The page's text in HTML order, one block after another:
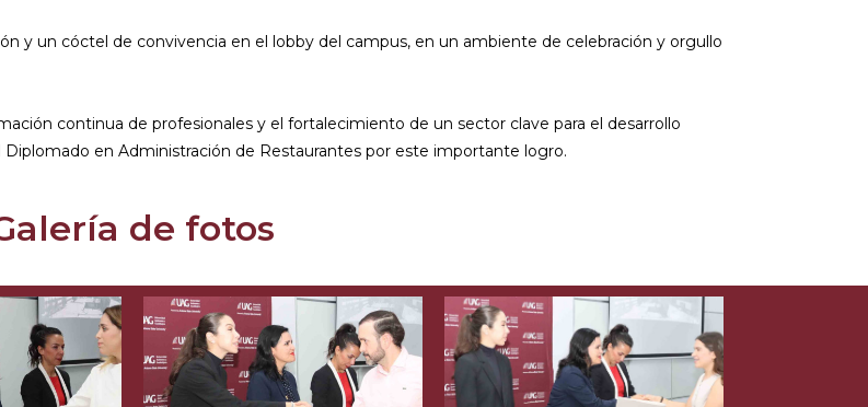
y un cóctel de convivencia en el lobby del campus, en un ambiente de celebración y orgullo
continua de profesionales y el fortalecimiento de un sector clave para el desarrollo
en Administración de Restaurantes por este importante logro.
de fotos